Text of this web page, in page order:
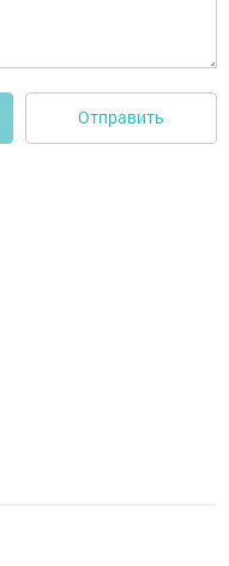
Отправить